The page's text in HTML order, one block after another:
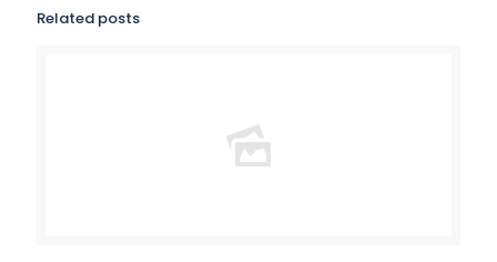
Related posts